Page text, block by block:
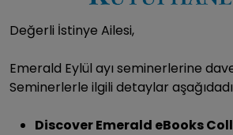
Değerli İstinye Ailesi,
Emerald Eylül ayı seminerlerine
Seminerlerle ilgili detaylar
Discover Emerald eBooks